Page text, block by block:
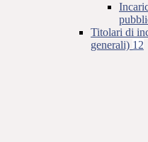
Titolari di
generali) 12